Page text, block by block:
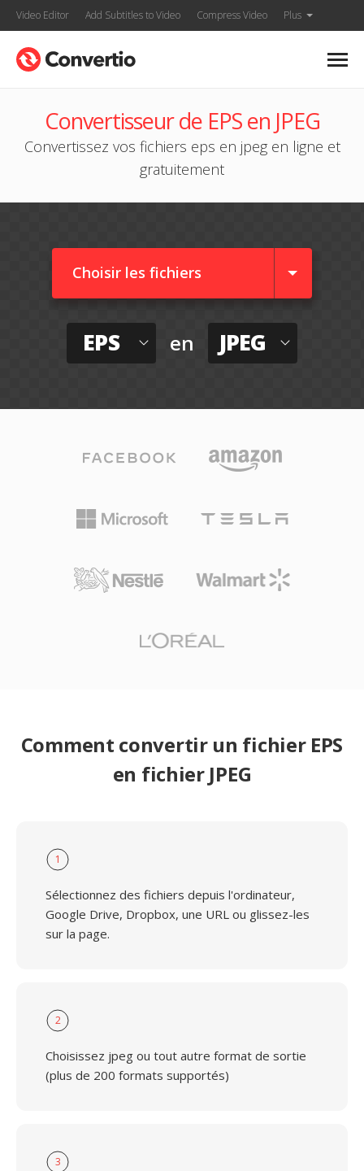
Video Editor Add Subtitles to Video Compress Video Plus
Convertisseur de EPS en JPEG
Convertissez vos fichiers eps en jpeg en ligne et
gratuitement
Choisir les fichiers
EPS en JPEG
Comment convertir un fichier EPS
en fichier JPEG
1
Sélectionnez des fichiers depuis l'ordinateur,
Google Drive, Dropbox, une URL ou glissez-les
sur la page.
2
Choisissez jpeg ou tout autre format de sortie
(plus de 200 formats supportés)
3